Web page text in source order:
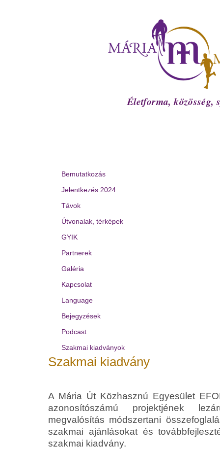
Életforma, közösség,
Bemutatkozás
Jelentkezés 2024
Távok
Útvonalak, térképek
GYIK
Partnerek
Galéria
Kapcsolat
Language
Bejegyzések
Podcast
Szakmai kiadványok
Szakmai kiadvány
A Mária Út Közhasznú Egyesület
azonosítószámú projektjének
megvalósítás módszertani
szakmai ajánlásokat és
szakmai kiadvány.